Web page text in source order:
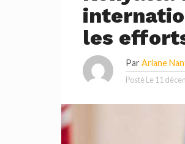
les
Par Ariane
Posté Le 11